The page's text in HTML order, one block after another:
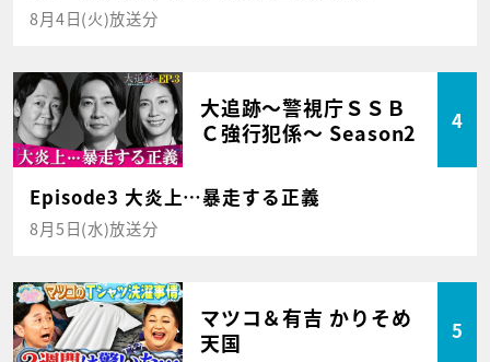
8月4日(火)放送分
大追跡～警視庁ＳＳＢ
Ｃ強行犯係～ Season2
4
Episode3 大炎上…暴走する正義
8月5日(水)放送分
マツコ＆有吉 かりそめ
天国
5